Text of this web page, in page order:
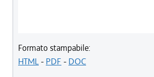
Formato stampabile:
HTML- PDF - DOC